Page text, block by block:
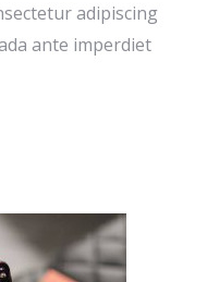
adipiscing
ante imperdiet